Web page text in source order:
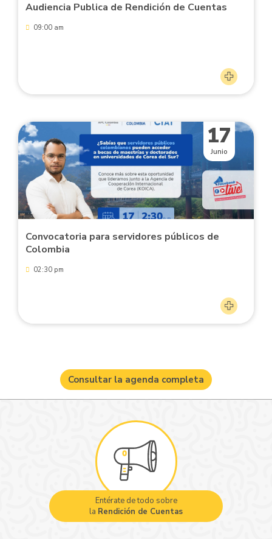
Audiencia Publica de Rendición de Cuentas
09:00 am
17
Junio
Convocatoria para servidores públicos de
Colombia
02:30 pm
Consultar la agenda completa
Entérate de todo sobre
la Rendición de Cuentas